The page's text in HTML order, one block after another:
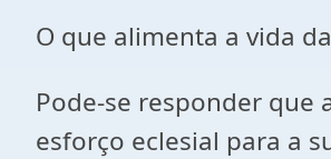
O que alimenta a vida
Pode-se responder que
esforço eclesial para a